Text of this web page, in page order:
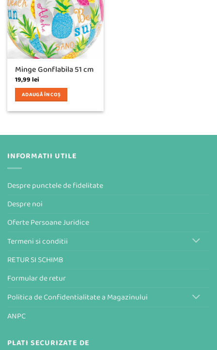
Minge Gonflabila 51 cm
19,99lei
ADAUGĂ ÎN COȘ
INFORMATII UTILE
Despre punctele de fidelitate
Despre noi
Oferte Persoane Juridice
Termeni si conditii
RETUR SI SCHIMB
Formular de retur
Politica de Confidentialitate a Magazinului
ANPC
PLATI SECURIZATE DE